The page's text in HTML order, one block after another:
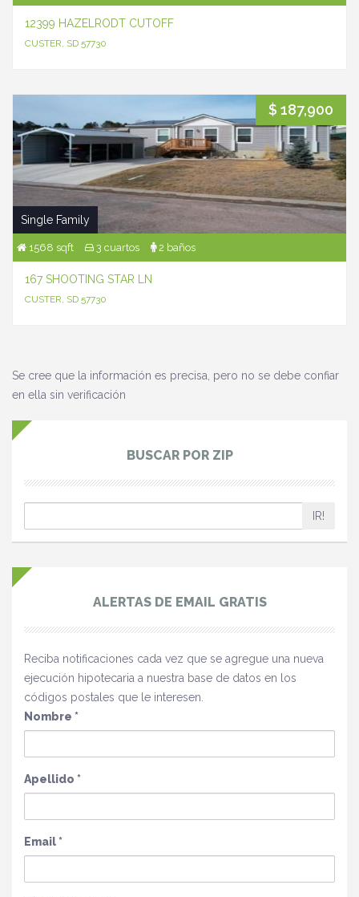
12399 HAZELRODT CUTOFF
CUSTER, SD 57730
$ 187,900
Single Family
1568 sqft 3 cuartos 2 baños
167 SHOOTING STAR LN
CUSTER, SD 57730
Se cree que la información es precisa, pero no se debe confiar
en ella sin verificación
BUSCAR POR ZIP
IR!
ALERTAS DE EMAIL GRATIS
Reciba notificaciones cada vez que se agregue una nueva
ejecución hipotecaria a nuestra base de datos en los
códigos postales que le interesen.
Nombre *
Apellido *
Email*